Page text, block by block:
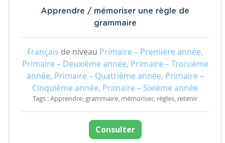
Apprendre / mémoriser une règle de
grammaire
Français de niveau Primaire – Première année,
Primaire – Deuxième année, Primaire – Troisième
année, Primaire – Quatrième année, Primaire –
Cinquième année, Primaire – Sixième année
Tags : Apprendre, grammaire, mémoriser, règles, retenir
Consulter